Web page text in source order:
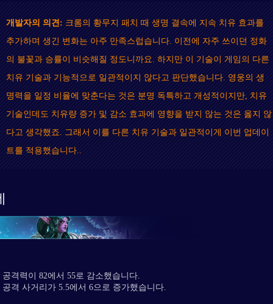
개발자의 의견: 크롬의 황무지 패치 때 생명 결속에 지속 치유 효과를
추가하며 생긴 변화는 아주 만족스럽습니다. 이전에 자주 쓰이던 정화
의 불꽃과 승률이 비슷해질 정도니까요. 하지만 이 기술이 게임의 다른
치유 기술과 기능적으로 일관적이지 않다고 판단했습니다. 영웅의 생
명력을 일정 비율에 맞춘다는 것은 분명 독특하고 개성적이지만, 치유
기술인데도 치유량 증가 및 감소 효과에 영향을 받지 않는 것은 옳지 않
다고 생각했죠. 그래서 이를 다른 치유 기술과 일관적이게 이번 업데이
트를 적용했습니다..
공격력이 82에서 55로 감소했습니다.
공격 사거리가 5.5에서 6으로 증가했습니다.